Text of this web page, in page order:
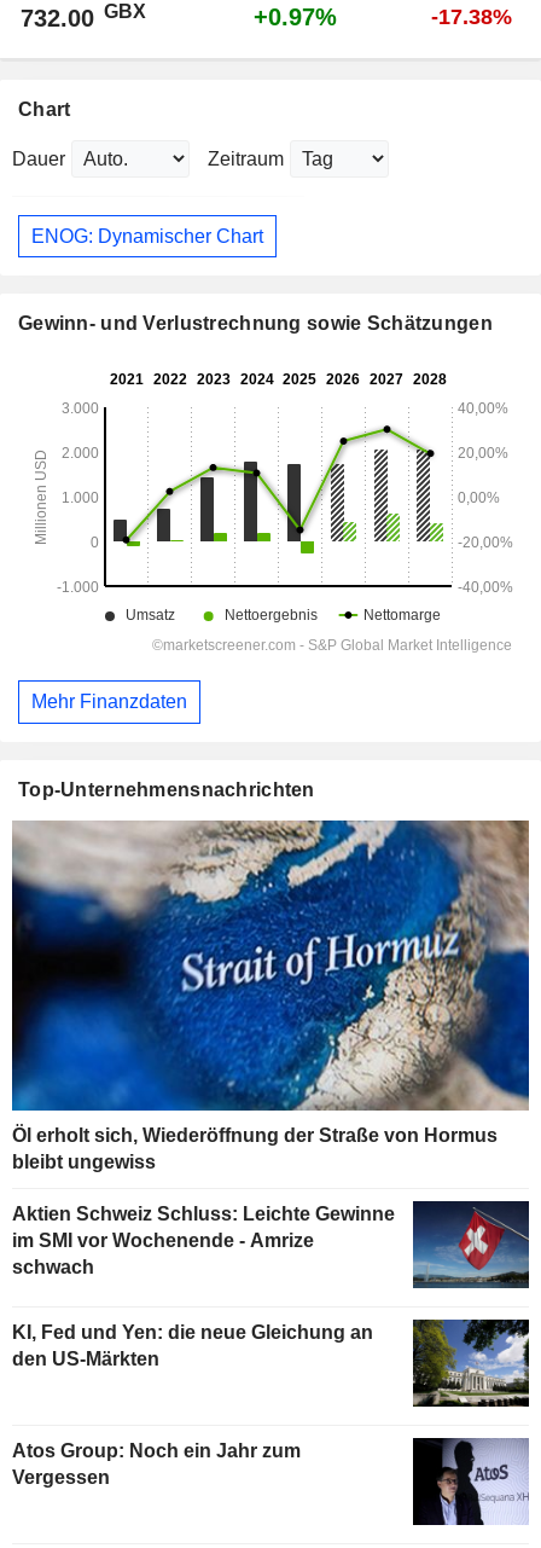
732.00 GBX +0.97% -17.38%
Chart
Dauer Zeitraum
ENOG: Dynamischer Chart
Gewinn- und Verlustrechnung sowie Schätzungen
Mehr Finanzdaten
Top-Unternehmensnachrichten
Öl erholt sich, Wiederöffnung der Straße von Hormus
bleibt ungewiss
Aktien Schweiz Schluss: Leichte Gewinne
im SMI vor Wochenende - Amrize
schwach
KI, Fed und Yen: die neue Gleichung an
den US-Märkten
Atos Group: Noch ein Jahr zum
Vergessen